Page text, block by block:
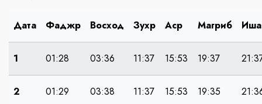
Дата Фаджр Восход Зухр Аср Магриб Иша
1 01:28 03:36 11:37 15:53 19:37
2 01:29 03:38 11:37 15:53 19:35